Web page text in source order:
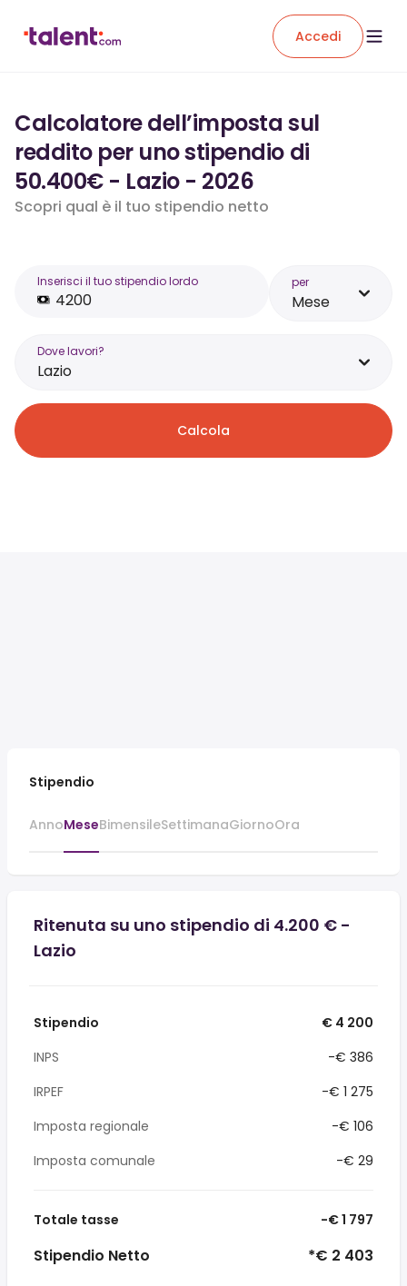
Accedi
Calcolatore dell’imposta sul
reddito per uno stipendio di
50.400€ - Lazio - 2026
Scopri qual è il tuo stipendio netto
Inserisci il tuo stipendio lordo per
Mese
Dove lavori?
Lazio
Calcola
Stipendio
AnnoMeseBimensileSettimanaGiornoOra
Ritenuta su uno stipendio di 4.200 € -
Lazio
Stipendio
€ 4 200
INPS
-€ 386
IRPEF
-€ 1 275
Imposta regionale
-€ 106
Imposta comunale
-€ 29
Totale tasse -€ 1 797
Stipendio Netto *€ 2 403